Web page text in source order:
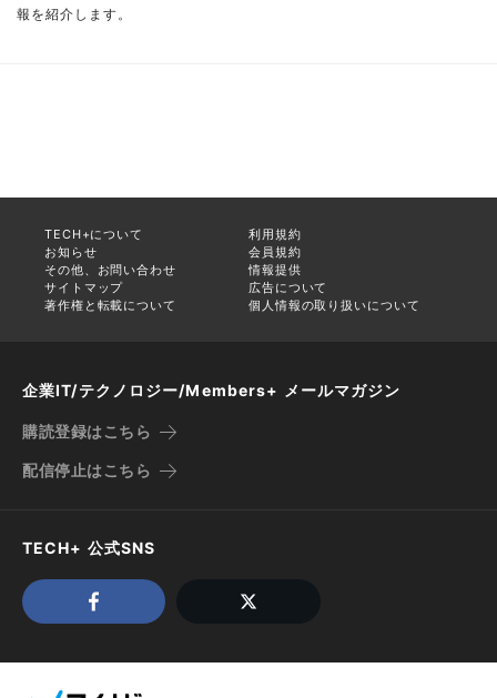
報を紹介します。
TECH+について
利用規約
お知らせ
会員規約
その他、お問い合わせ
情報提供
サイトマップ
広告について
著作権と転載について
個人情報の取り扱いについて
企業IT/テクノロジー/Members+ メールマガジン
購読登録はこちら
配信停止はこちら
TECH+ 公式SNS